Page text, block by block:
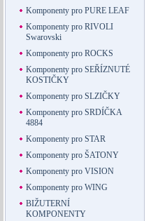
Komponenty pro PURE LEAF
Komponenty pro RIVOLI
Swarovski
Komponenty pro ROCKS
Komponenty pro SEŘÍZNUTÉ
KOSTIČKY
Komponenty pro SLZIČKY
Komponenty pro SRDÍČKA
4884
Komponenty pro STAR
Komponenty pro ŠATONY
Komponenty pro VISION
Komponenty pro WING
BIŽUTERNÍ
KOMPONENTY